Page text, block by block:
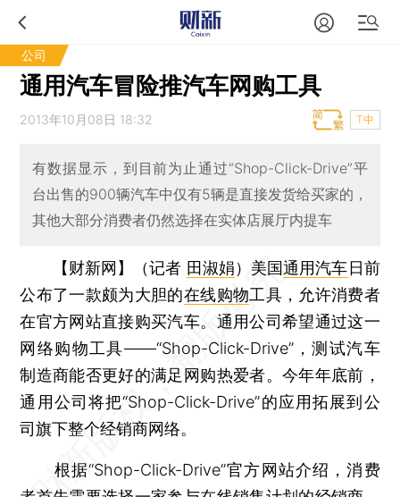
公司
通用汽车冒险推汽车网购工具
2013年10月08日 18:32 T中
有数据显示，到目前为止通过“Shop-Click-Drive”平
台出售的900辆汽车中仅有5辆是直接发货给买家的，
其他大部分消费者仍然选择在实体店展厅内提车
【财新网】（记者 田淑娟） 美国通用汽车日前
公布了一款颇为大胆的在线购物工具，允许消费者
在官方网站直接购买汽车。通用公司希望通过这一
网络购物工具——“Shop-Click-Drive”，测试汽车
制造商能否更好的满足网购热爱者。今年年底前，
通用公司将把“Shop-Click-Drive”的应用拓展到公
司旗下整个经销商网络。
根据“Shop-Click-Drive”官方网站介绍，消费